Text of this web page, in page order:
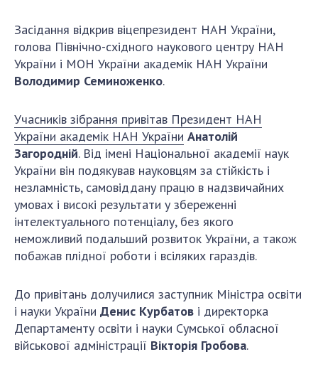
Сесії Загальних зборів НАН України
Річні звіти НАН України
Річні фінансові звіти НАН України
Наукові публікації та видавнича діяльність
трансфер технологій в наукових установах
Наукові об'єкти, що становлять національне
надбання
Центри колективного користування
науковими приладами НАН України
Оцінювання ефективності діяльності
наукових установ
Конкурси наукових досліджень НАН України
Підготовка наукових кадрів
Робота з молоддю
Засідання відкрив віцепрезидент НАН України,
голова Північно-східного наукового центру НАН
України і МОН України академік НАН України
Володимир Семиноженко.
Учасників зібрання привітав Президент НАН
України академік НАН України Анатолій
Загородній. Від імені Національної академії наук
України він подякував науковцям за стійкість і
незламність, самовіддану працю в надзвичайних
умовах і високі результати у збереженні
інтелектуального потенціалу, без якого
неможливий подальший розвиток України, а також
побажав плідної роботи і всіляких гараздів.
До привітань долучилися заступник Міністра освіти
і науки України Денис Курбатов і директорка
Департаменту освіти і науки Сумської обласної
військової адміністрації Вікторія Гробова.